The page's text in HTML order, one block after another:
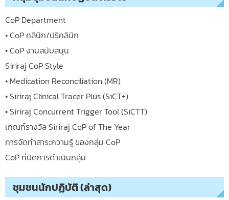
CoP Department
• CoP คลินิก/ปริคลินิก
• CoP งานสนับสนุน
Siriraj CoP Style
• Medication Reconciliation (MR)
• Siriraj Clinical Tracer Plus (SiCT+)
• Siriraj Concurrent Trigger Tool (SiCTT)
เกณฑ์รางวัล Siriraj CoP of The Year
การจัดทำสาระความรู้ ของกลุ่ม CoP
CoP ที่ปิดการดำเนินกลุ่ม
ชุมชนนักปฏิบัติ (ล่าสุด)